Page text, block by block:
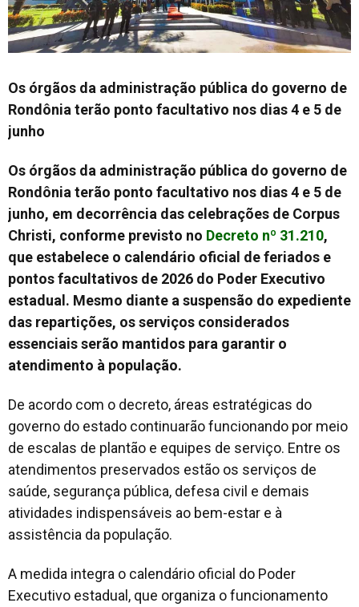
Os órgãos da administração pública do governo de
Rondônia terão ponto facultativo nos dias 4 e 5 de
junho
Os órgãos da administração pública do governo de
Rondônia terão ponto facultativo nos dias 4 e 5 de
junho, em decorrência das celebrações de Corpus
Christi, conforme previsto no Decreto nº 31.210,
que estabelece o calendário oficial de feriados e
pontos facultativos de 2026 do Poder Executivo
estadual. Mesmo diante a suspensão do expediente
das repartições, os serviços considerados
essenciais serão mantidos para garantir o
atendimento à população.
De acordo com o decreto, áreas estratégicas do
governo do estado continuarão funcionando por meio
de escalas de plantão e equipes de serviço. Entre os
atendimentos preservados estão os serviços de
saúde, segurança pública, defesa civil e demais
atividades indispensáveis ao bem-estar e à
assistência da população.
A medida integra o calendário oficial do Poder
Executivo estadual, que organiza o funcionamento